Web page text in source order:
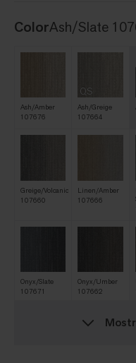
ColorAsh/Slate
Ash/Amber
107676
QS
Ash/Greige
107664
Greige/Volcanic
107660
Linen/Amber
107666
Onyx/Slate
107671
Onyx/Umber
107662